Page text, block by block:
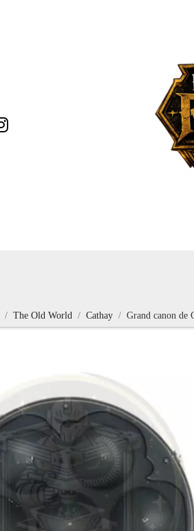
The Old World Cathay Grand canon de